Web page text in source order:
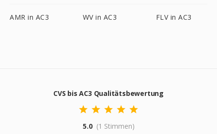
AMR in AC3 WV in AC3 FLV in AC3
CVS bis AC3 Qualitätsbewertung
5.0 (1 Stimmen)